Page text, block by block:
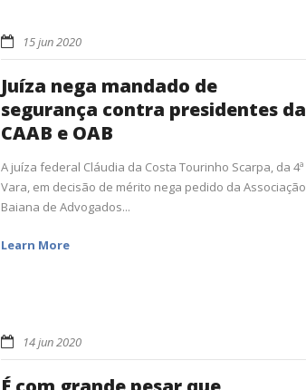
15 jun 2020
Juíza nega mandado de
segurança contra presidentes da
CAAB e OAB
A juíza federal Cláudia da Costa Tourinho Scarpa, da 4ª
Vara, em decisão de mérito nega pedido da Associação
Baiana de Advogados...
Learn More
14 jun 2020